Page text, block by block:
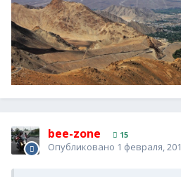
bee-zone 15
Опубликовано 1 февраля,